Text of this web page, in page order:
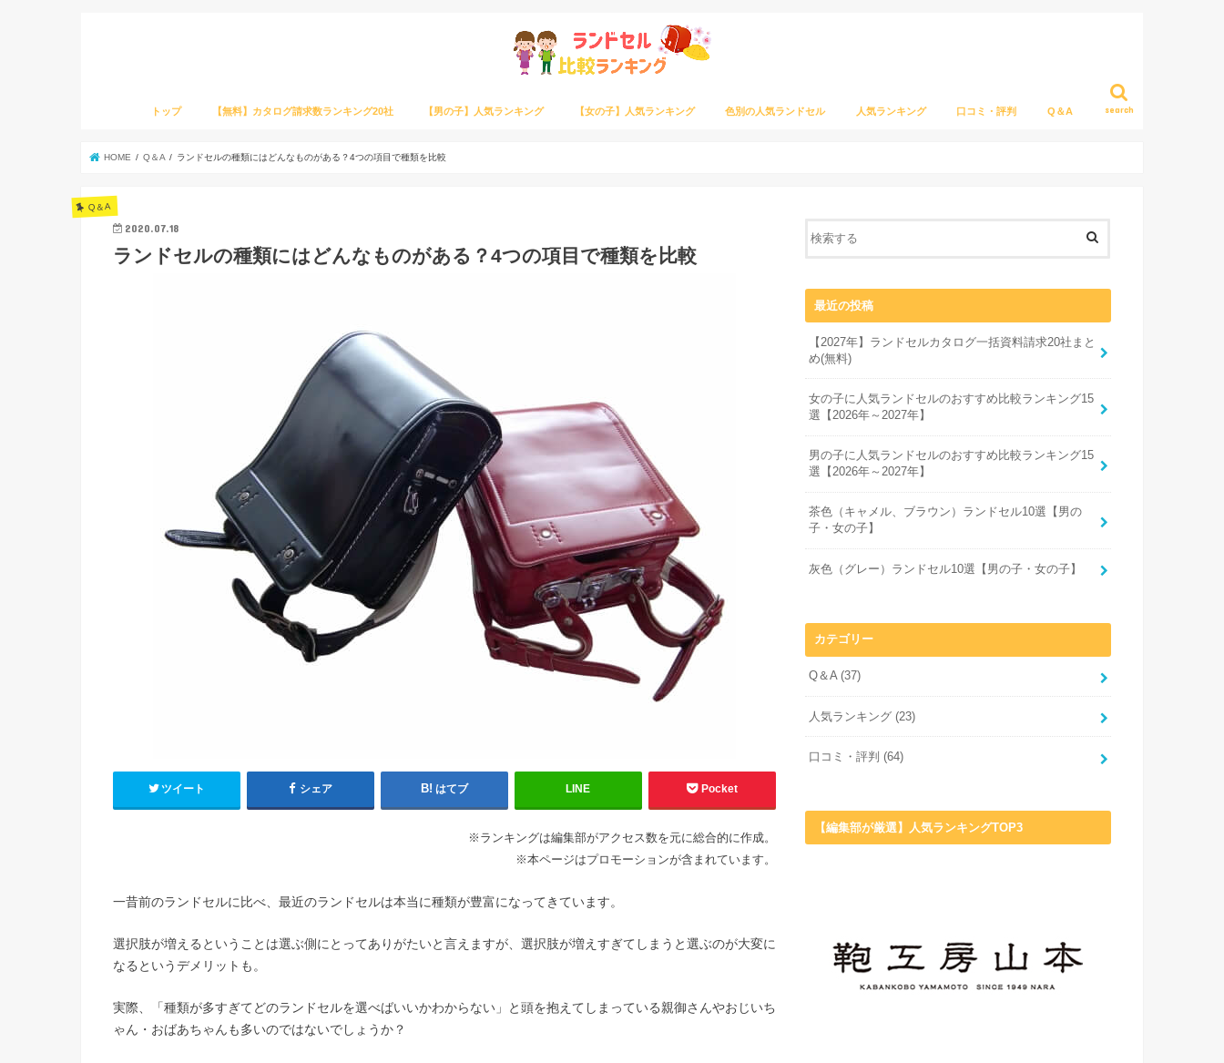
search
トップ 【無料】カタログ請求数ランキング20社 【男の子】人気ランキング 【女の子】人気ランキング 色別の人気ランドセル 人気ランキング 口コミ・評判 Q＆A
HOME Q＆A ランドセルの種類にはどんなものがある？4つの項目で種類を比較
Q＆A
2020.07.18
ランドセルの種類にはどんなものがある？4つの項目で種類を比較
ツイート シェア はてブ LINE Pocket
※ランキングは編集部がアクセス数を元に総合的に作成。
※本ページはプロモーションが含まれています。
一昔前のランドセルに比べ、最近のランドセルは本当に種類が豊富になってきています。
選択肢が増えるということは選ぶ側にとってありがたいと言えますが、選択肢が増えすぎてしまうと選ぶのが大変に
なるというデメリットも。
実際、「種類が多すぎてどのランドセルを選べばいいかわからない」と頭を抱えてしまっている親御さんやおじいち
ゃん・おばあちゃんも多いのではないでしょうか？
最近の投稿
【2027年】ランドセルカタログ一括資料請求20社まと
め(無料)
女の子に人気ランドセルのおすすめ比較ランキング15
選【2026年～2027年】
男の子に人気ランドセルのおすすめ比較ランキング15
選【2026年～2027年】
茶色（キャメル、ブラウン）ランドセル10選【男の
子・女の子】
灰色（グレー）ランドセル10選【男の子・女の子】
カテゴリー
Q＆A (37)
人気ランキング (23)
口コミ・評判 (64)
【編集部が厳選】人気ランキングTOP3